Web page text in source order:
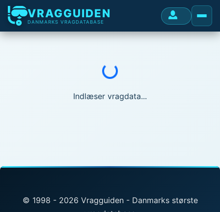
VRAGGUIDEN
DANMARKS VRAGDATABASE
Indlæser...
Indlæser vragdata...
© 1998 - 2026 Vragguiden - Danmarks største